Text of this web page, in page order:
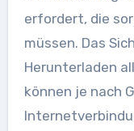
erfordert, die
müssen. Das
Herunterladen
können je nach